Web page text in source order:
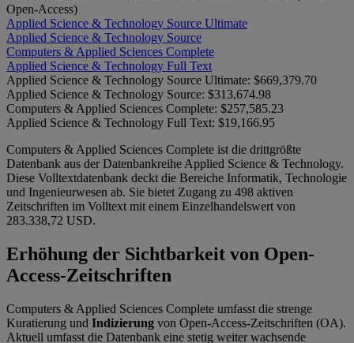
Open-Access)
Applied Science & Technology Source Ultimate
Applied Science & Technology Source
Computers & Applied Sciences Complete
Applied Science & Technology Full Text
Applied Science & Technology Source Ultimate: $669,379.70
Applied Science & Technology Source: $313,674.98
Computers & Applied Sciences Complete: $257,585.23
Applied Science & Technology Full Text: $19,166.95
Computers & Applied Sciences Complete ist die drittgrößte
Datenbank aus der Datenbankreihe Applied Science & Technology.
Diese Volltextdatenbank deckt die Bereiche Informatik, Technologie
und Ingenieurwesen ab. Sie bietet Zugang zu 498 aktiven
Zeitschriften im Volltext mit einem Einzelhandelswert von
283.338,72 USD.
Erhöhung der Sichtbarkeit von Open-
Access-Zeitschriften
Computers & Applied Sciences Complete umfasst die strenge
Kuratierung und Indizierung von Open-Access-Zeitschriften (OA).
Aktuell umfasst die Datenbank eine stetig weiter wachsende